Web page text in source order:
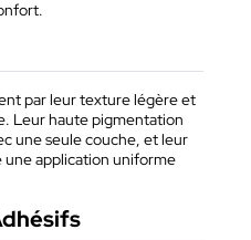
par leur texture légère et
Leur haute pigmentation
une seule couche, et leur
application uniforme